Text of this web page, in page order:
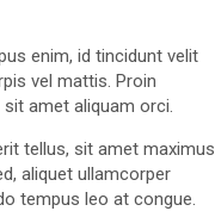
enim, id tincidunt velit
vel mattis. Proin
amet aliquam orci.
tellus, sit amet maximus
aliquet ullamcorper
tempus leo at congue.